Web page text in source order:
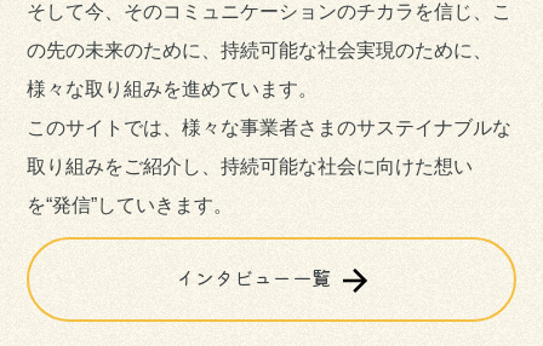
そして今、そのコミュニケーションのチカラを信じ、こ
の先の未来のために、持続可能な社会実現のために、
様々な取り組みを進めています。
このサイトでは、様々な事業者さまのサステイナブルな
取り組みをご紹介し、持続可能な社会に向けた想い
を“発信”していきます。
インタビュー一覧